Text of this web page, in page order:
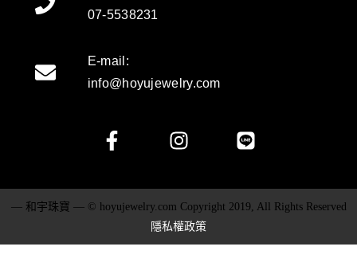
07-5538231
E-mail:
info@hoyujewelry.com
— 和宇珠寶 — © hoyujewelry.com Copyright 2019, All Rights Reserved
隱私權政策